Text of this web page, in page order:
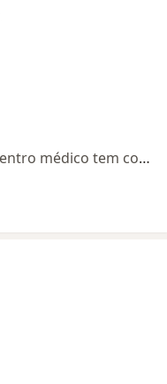
Nenhum profissional neste centro médico tem consultas disponíveis